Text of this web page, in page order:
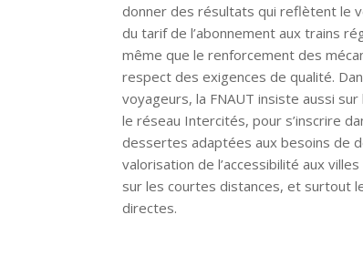
donner des résultats qui reflètent le
du tarif de l’abonnement aux trains
même que le renforcement des
respect des exigences de qualité.
voyageurs, la FNAUT insiste aussi
le réseau Intercités, pour s’inscrire
dessertes adaptées aux besoins de
valorisation de l’accessibilité aux
sur les courtes distances, et surtout
directes.